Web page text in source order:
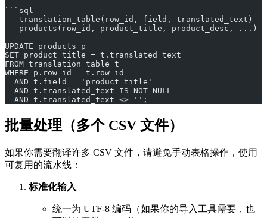
```sql
-- translation_table(row_id, field, translated_text)
-- products(row_id, product_title, product_desc, ...)
UPDATE products p
SET product_title = t.translated_text
FROM translation_table t
WHERE p.row_id = t.row_id
  AND t.field = 'product_title'
  AND t.translated_text IS NOT NULL
  AND t.translated_text <> '';
批量处理（多个 CSV 文件）
如果你需要翻译许多 CSV 文件，请避免手动表格操作，使用
可复用的流水线：
标准化输入
统一为 UTF‑8 编码（如果你的导入工具需要，也